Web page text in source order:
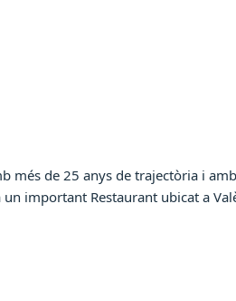
més de 25 anys de trajectòria i
important Restaurant ubicat a